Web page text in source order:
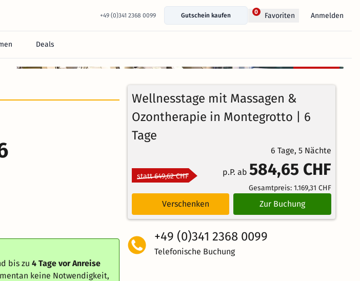
+49 (0)341 2368 0099 Gutschein kaufen
0 Favoriten Anmelden
Deals
100%
Weiterempfehlung
Bewertungen
5/5
Ausgezeichnet
stornierbar
bis zu4 Tage vor Anreise
keine Notwendigkeit,
Wellnesstage mit Massagen &
Ozontherapie in Montegrotto | 6
Tage
6 Tage, 5 Nächte
statt 649,62 CHF p.P. ab 584,65 CHF
Gesamtpreis: 1.169,31 CHF
Verschenken Zur Buchung
+49 (0)341 2368 0099
Telefonische Buchung